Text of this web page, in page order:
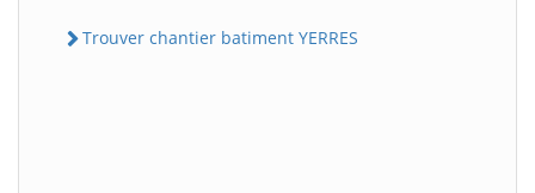
Trouver chantier batiment YERRES